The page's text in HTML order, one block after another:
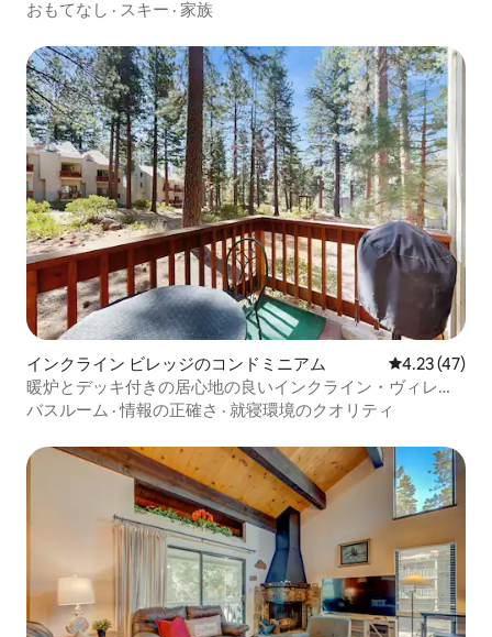
のコンドミニアム
おもてなし · スキー · 家族
インクライン ビレッジのコンドミニアム レビュー47
4.23 (47)
暖炉とデッキ付きの居心地の良いインクライン・ヴィレッ
ジの寝室1室
バスルーム ·情報の正確さ · 就寝環境のクオリティ